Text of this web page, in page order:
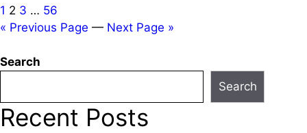
Posts
pagination
1 2 3 … 56
« Previous Page — Next Page »
Search
Search
Recent Posts